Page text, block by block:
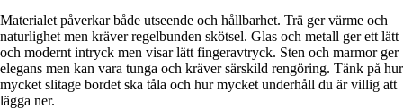
Materialet påverkar både utseende och hållbarhet. Trä ger värme och
naturlighet men kräver regelbunden skötsel. Glas och metall ger ett lätt
och modernt intryck men visar lätt fingeravtryck. Sten och marmor ger
elegans men kan vara tunga och kräver särskild rengöring. Tänk på hur
mycket slitage bordet ska tåla och hur mycket underhåll du är villig att
lägga ner.